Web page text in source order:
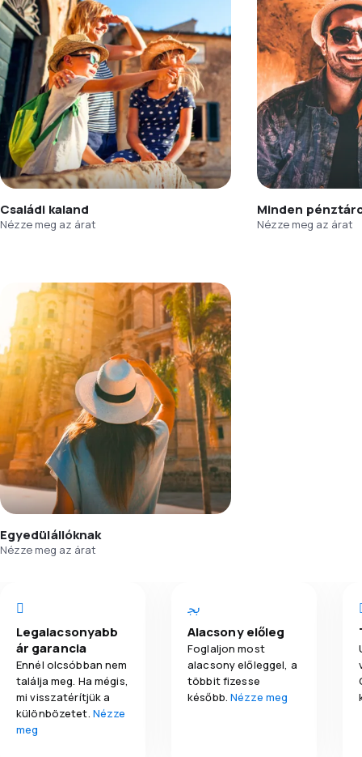
Családi kaland
Nézze meg az árat
Minden
Nézze meg az árat
Egyedülállóknak
Nézze meg az árat
Legalacsonyabb
ár garancia
Ennél olcsóbban nem
találja meg. Ha mégis,
mi visszatérítjük a
különbözetet. Nézze
meg
Alacsony előleg
Foglaljon most
alacsony előleggel, a
többit fizesse
később.Nézze meg